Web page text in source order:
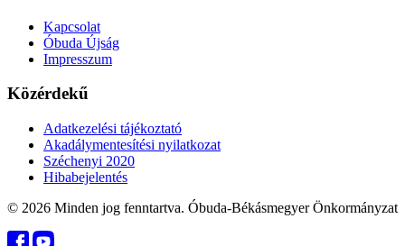
Kapcsolat
Óbuda Újság
Impresszum
Közérdekű
Adatkezelési tájékoztató
Akadálymentesítési nyilatkozat
Széchenyi 2020
Hibabejelentés
© 2026 Minden jog fenntartva. Óbuda-Békásmegyer Önkormányzat